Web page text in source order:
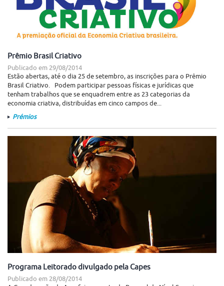
Prêmio Brasil Criativo
Publicado em 29/08/2014
Estão abertas, até o dia 25 de setembro, as inscrições para o Prêmio
Brasil Criativo. Podem participar pessoas físicas e jurídicas que
tenham trabalhos que se enquadrem entre as 23 categorias da
economia criativa, distribuídas em cinco campos de...
Prémios
Programa Leitorado divulgado pela Capes
Publicado em 28/08/2014